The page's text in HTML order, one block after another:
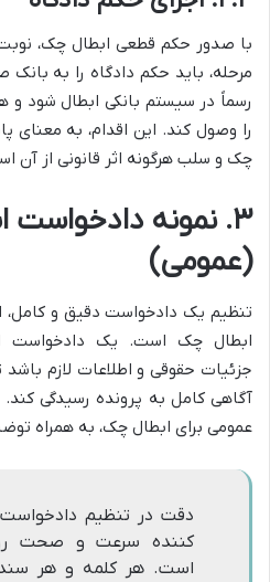
با صدور حکم قطعی ابطال چک،
مرحله، باید حکم دادگاه را به
رسماً در سیستم بانکی ابطال شود و
را وصول کند. این اقدام، به معنای
چک و سلب هرگونه اثر قانونی از آن
۳. نمونه
(عمومی)
تنظیم یک دادخواست دقیق و
ابطال چک است. یک دادخواست
جزئیات حقوقی و اطلاعات لازم باشد
آگاهی کامل به پرونده رسیدگی
عمومی برای ابطال چک، به همراه
دقت در تنظیم
کننده سرعت و صحت
است. هر کلمه و هر